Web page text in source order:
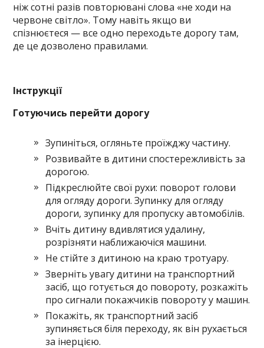
ніж сотні разів повторювані слова «не ходи на
червоне світло». Тому навіть якщо ви
спізнюєтеся — все одно переходьте дорогу там,
де це дозволено правилами.
Інструкції
Готуючись перейти дорогу
Зупиніться, огляньте проїжджу частину.
Розвивайте в дитини спостережливість за
дорогою.
Підкреслюйте свої рухи: поворот голови
для огляду дороги. Зупинку для огляду
дороги, зупинку для пропуску автомобілів.
Вчіть дитину вдивлятися удалину,
розрізняти наближаючіся машини.
Не стійте з дитиною на краю тротуару.
Зверніть увагу дитини на транспортний
засіб, що готується до повороту, розкажіть
про сигнали покажчиків повороту у машин.
Покажіть, як транспортний засіб
зупиняється біля переходу, як він рухається
за інерцією.